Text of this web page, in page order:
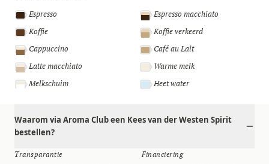
Espresso
Espresso macchiato
Koffie
Koffie verkeerd
Cappuccino
Café au Lait
Latte macchiato
Warme melk
Melkschuim
Heet water
Waarom via Aroma Club een Kees van der Westen Spirit
bestellen?
Transparantie Financiering